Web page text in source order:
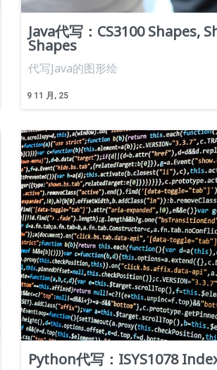
Java代写：CS3100 Shapes,
Shapes
9 11 月, 25
代写Java的图形绘
Python代写：ISYS1078